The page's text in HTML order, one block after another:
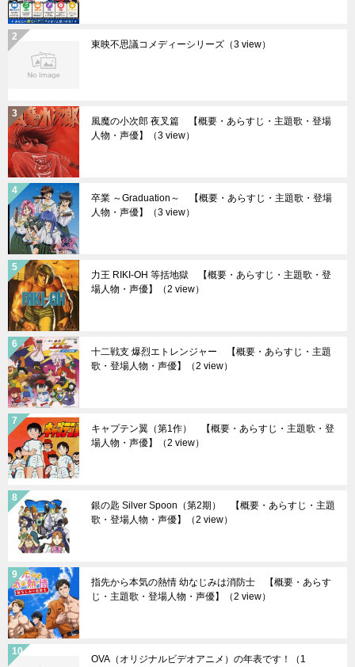
東映不思議コメディーシリーズ （3 view）
風魔の小次郎 夜叉篇 【概要・あらすじ・主題歌・登場
人物・声優】
（3 view）
卒業 ～Graduation～ 【概要・あらすじ・主題歌・登場
人物・声優】
（3 view）
力王 RIKI-OH 等括地獄 【概要・あらすじ・主題歌・登
場人物・声優】
（2 view）
十二戦支 爆烈エトレンジャー 【概要・あらすじ・主題
歌・登場人物・声優】
（2 view）
キャプテン翼（第1作） 【概要・あらすじ・主題歌・登
場人物・声優】
（2 view）
銀の匙 Silver Spoon（第2期） 【概要・あらすじ・主題
歌・登場人物・声優】
（2 view）
指先から本気の熱情 幼なじみは消防士 【概要・あらす
じ・主題歌・登場人物・声優】
（2 view）
OVA（オリジナルビデオアニメ）の年表です！
（1